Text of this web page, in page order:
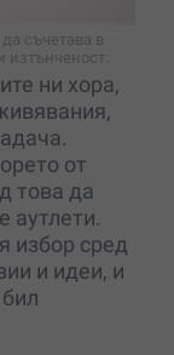
съчетава в
ни хора,
от
това да
аутлети.
избор сред
и идеи, и